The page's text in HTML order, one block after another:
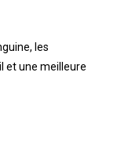
les
et une meilleure